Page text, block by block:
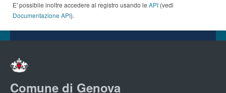
E' possibile inoltre accedere al registro usando le API (vedi
Documentazione API).
Comune di Genova